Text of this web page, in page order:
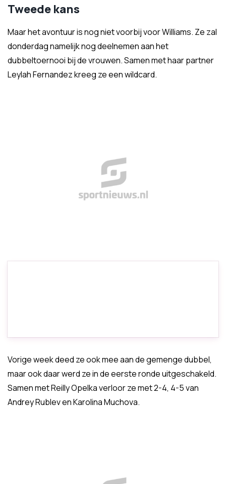
Tweede kans
Maar het avontuur is nog niet voorbij voor Williams. Ze zal
donderdag namelijk nog deelnemen aan het
dubbeltoernooi bij de vrouwen. Samen met haar partner
Leylah Fernandez kreeg ze een wildcard.
Vorige week deed ze ook mee aan de gemenge dubbel,
maar ook daar werd ze in de eerste ronde uitgeschakeld.
Samen met Reilly Opelka verloor ze met 2-4, 4-5 van
Andrey Rublev en Karolina Muchova.